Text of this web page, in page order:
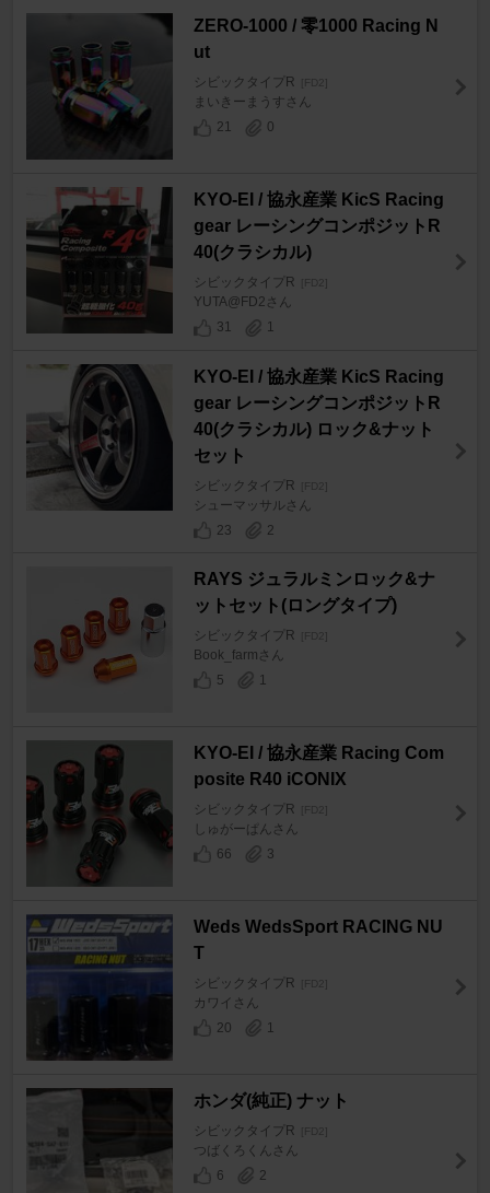
ZERO-1000 / 零1000 Racing N
ut
シビックタイプR [FD2]
まいきーまうすさん
21
0
KYO-EI / 協永産業 KicS Racing
gear レーシングコンポジットR
40(クラシカル)
シビックタイプR [FD2]
YUTA@FD2さん
31
1
KYO-EI / 協永産業 KicS Racing
gear レーシングコンポジットR
40(クラシカル) ロック&ナット
セット
シビックタイプR [FD2]
シューマッサルさん
23
2
RAYS ジュラルミンロック&ナ
ットセット(ロングタイプ)
シビックタイプR [FD2]
Book_farmさん
5
1
KYO-EI / 協永産業 Racing Com
posite R40 iCONIX
シビックタイプR [FD2]
しゅがーぱんさん
66
3
Weds WedsSport RACING NU
T
シビックタイプR [FD2]
カワイさん
20
1
ホンダ(純正) ナット
シビックタイプR [FD2]
つばくろくんさん
6
2